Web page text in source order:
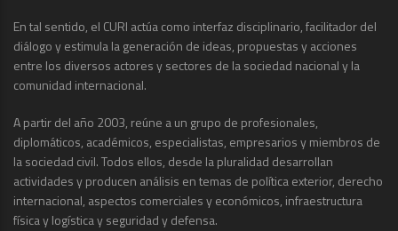
En tal sentido, el CURI actúa como interfaz disciplinario, facilitador del
diálogo y estimula la generación de ideas, propuestas y acciones
entre los diversos actores y sectores de la sociedad nacional y la
comunidad internacional.
A partir del año 2003, reúne a un grupo de profesionales,
diplomáticos, académicos, especialistas, empresarios y miembros de
la sociedad civil. Todos ellos, desde la pluralidad desarrollan
actividades y producen análisis en temas de política exterior, derecho
internacional, aspectos comerciales y económicos, infraestructura
física y logística y seguridad y defensa.